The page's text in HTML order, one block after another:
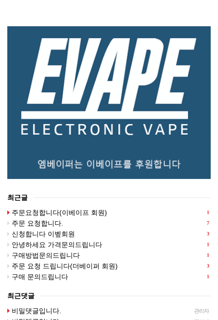
최근글
1
주문요청합니다(이베이프 회원)
7
주문 요청합니다.
3
신청합니다 이벺회원
1
안녕하세요 가격문의드립니다
1
구매방법문의드립니다
3
주문 요청 드립니다(더베이퍼 회원)
1
구매 문의드립니다
최근댓글
관리자
비밀댓글입니다.